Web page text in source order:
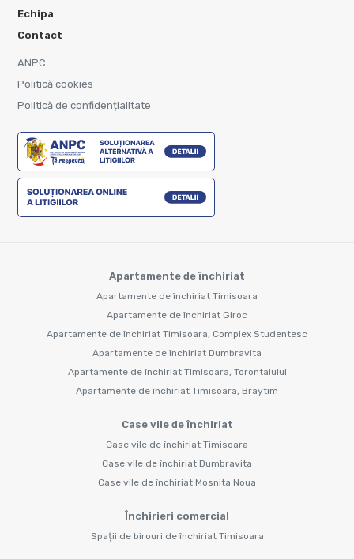
Echipa
Contact
ANPC
Politică cookies
Politică de confidențialitate
Apartamente de închiriat
Apartamente de închiriat Timisoara
Apartamente de închiriat Giroc
Apartamente de închiriat Timisoara, Complex Studentesc
Apartamente de închiriat Dumbravita
Apartamente de închiriat Timisoara, Torontalului
Apartamente de închiriat Timisoara, Braytim
Case vile de închiriat
Case vile de închiriat Timisoara
Case vile de închiriat Dumbravita
Case vile de închiriat Mosnita Noua
Închirieri comercial
Spații de birouri de închiriat Timisoara